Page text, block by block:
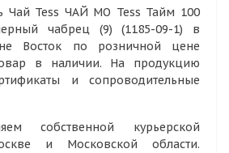
Чай Tess ЧАЙ МО Tess Тайм 100
чабрец (9) (1185-09-1) в
Восток по розничной цене
в наличии. На продукцию
и сопроводительные
собственной курьерской
и Московской области.